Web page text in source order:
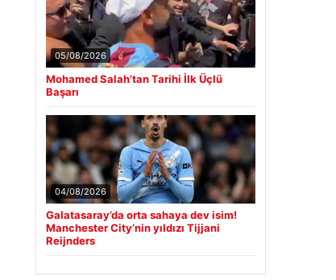
05/08/2026
Mohamed Salah’tan Tarihi İlk Üçlü
Başarı
04/08/2026
Galatasaray’da orta sahaya dev isim!
Manchester City’nin yıldızı Tijjani
Reijnders